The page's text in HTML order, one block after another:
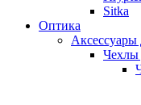
Sitka
Оптика
Аксессуары
Чехлы